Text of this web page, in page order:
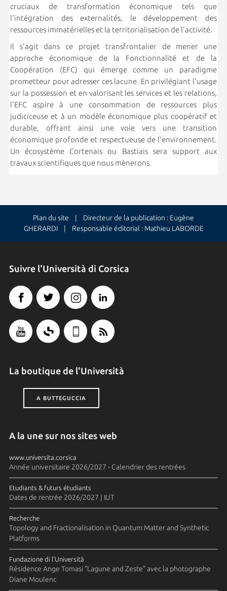
cruciaux de transformation économique tels que
l'intégration des externalités, le développement des
ressources immatérielles et la territorialisation de l'activité.
Il s'agit dans ce projet transfrontalier de mener une
approche économique de la Fonctionnalité et de la
Coopération (EFC) qui émerge comme un paradigme
prometteur pour adresser ces lacune. En privilégiant l'usage
sur la possession et en valorisant les services et les relations,
l'EFC aspire à une consommation de ressources plus
judiciceuse et à un modèle économique plus coopératif et
durable, offrant ainsi une voie vers une transition
économique profonde et respectueuse de l'environnement.
Un écosystème Cortenais ou Bastiais sera support aux
travaux scientifiques que nous mènerons.
Plan du site | Directeur de la publication : Eugène
GHERARDI | Responsable éditorial : Mathieu LABORDE
Suivre l'Università di Corsica
La boutique de l'Università
A BUTTEGUCCIA
A la une sur nos sites web
www.universita.corsica
Année universitaire 2026/2027 - Calendrier des rentrées
Etudiants & futurs étudiants
Dates de rentrée 2026/2027 | IUT
Recherche
Topology and Fractionalisation in Quantum Matter and Synthetic
Platforms
Fundazione di l'Università
Résidence Ange Tomasi "Lagune and Zeste" avec la photographe
Diane Moulenc